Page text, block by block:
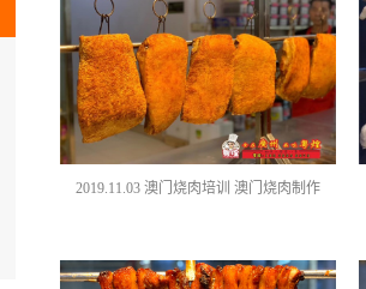
2019.11.03 澳门烧肉培训 澳门烧肉制作